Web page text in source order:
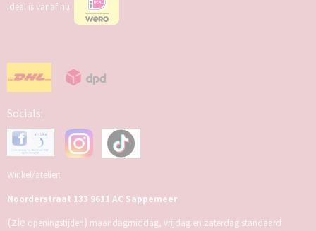
Ideal is vanaf nu
Socials:
Winkel/atelier:
Noorderstraat 133 9611 AC Sappemeer
(zie openingstijden) maandagmiddag, vrijdag en zaterdag standaard